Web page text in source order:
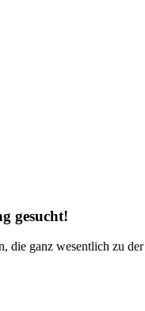
gesucht!
die ganz wesentlich zu